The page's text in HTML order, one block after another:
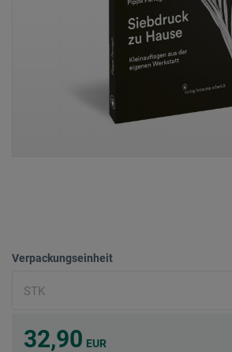
Verpackungseinheit
32,90 EUR